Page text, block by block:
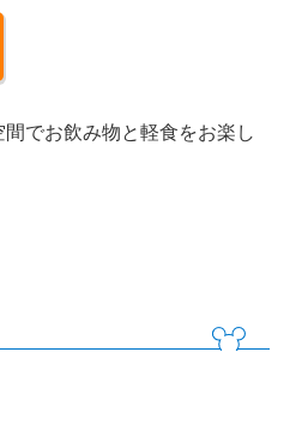
でお飲み物と軽食をお楽し